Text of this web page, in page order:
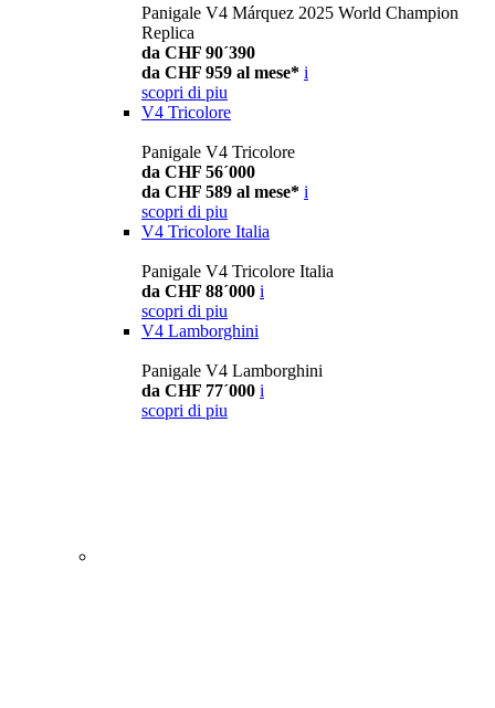
Panigale V4 Márquez 2025 World Champion
Replica
da CHF 90´390
da CHF 959 al mese* i
scopri di piu
V4 Tricolore
Panigale V4 Tricolore
da CHF 56´000
da CHF 589 al mese* i
scopri di piu
V4 Tricolore Italia
Panigale V4 Tricolore Italia
da CHF 88´000 i
scopri di piu
V4 Lamborghini
Panigale V4 Lamborghini
da CHF 77´000 i
scopri di piu